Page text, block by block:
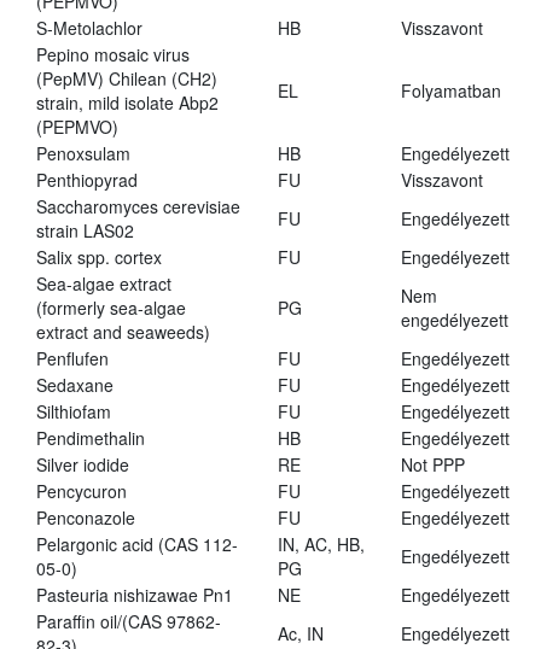
S-Metolachlor HB
Visszavont
Pepino mosaic virus
(PepMV) Chilean (CH2)
strain, mild isolate Abp2
(PEPMVO)
EL Folyamatban
Penoxsulam HB
Engedélyezett
Penthiopyrad
FU
Visszavont
Saccharomyces cerevisiae
strain LAS02
FU
Engedélyezett
Salix spp. cortex
FU
Engedélyezett
Sea-algae extract
(formerly sea-algae
extract and seaweeds)
PG
Nem
engedélyezett
Penflufen
FU
Engedélyezett
Sedaxane
FU
Engedélyezett
Silthiofam
FU
Engedélyezett
Pendimethalin
HB
Engedélyezett
Silver iodide
RE
Not PPP
Pencycuron
FU
Engedélyezett
Penconazole
FU
Engedélyezett
Pelargonic acid (CAS 112-
05-0)
IN, AC, HB,
PG
Engedélyezett
Pasteuria nishizawae Pn1
NE
Engedélyezett
Paraffin oil/(CAS 97862-
Ac, IN
Engedélyezett